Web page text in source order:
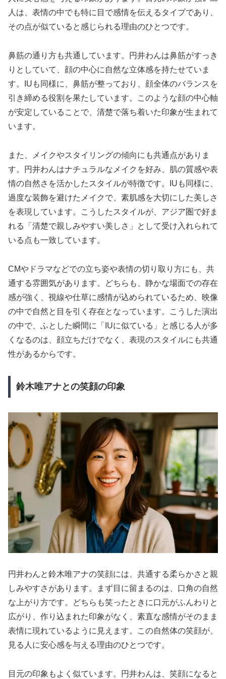
人は、表情の中でも特に目で感情を伝えるタイプであり、
その点が似ていると感じられる理由のひとつです。
鼻筋の通り方も共通しています。円井わんは鼻筋がすっき
りとしていて、顔の中心に自然な立体感を持たせていま
す。IUも同様に、鼻筋が整っており、顔全体のバランスを
引き締める役割を果たしています。このような顔の中心軸
が安定していることで、清楚で落ち着いた印象が生まれて
います。
また、メイクやスタイリングの傾向にも共通点がありま
す。円井わんはナチュラルなメイクを好み、肌の質感や表
情の自然さを活かしたスタイルが特徴です。IUも同様に、
過度な装飾を避けたメイクで、素肌感を大切にした美しさ
を表現しています。こうしたスタイルが、アジア圏で好ま
れる「清楚で親しみやすい美しさ」として受け入れられて
いる点も一致しています。
CMやドラマなどでの立ち姿や表情の切り取り方にも、共
通する雰囲気があります。どちらも、静かな場面での存在
感が強く、視線や仕草に感情が込められているため、映像
の中で自然と目を引く存在となっています。こうした演出
の中で、ふとした瞬間に「IUに似ている」と感じる人が多
くなるのは、顔立ちだけでなく、表現のスタイルにも共通
性があるからです。
鈴木唯アナとの笑顔の印象
円井わんと鈴木唯アナの笑顔には、共通する柔らかさと親
しみやすさがあります。まず目に留まるのは、口角の自然
な上がり方です。どちらも笑ったときに口元がふんわりと
広がり、作り込まれた印象がなく、素直な感情がそのまま
表情に現れているように見えます。この自然体の笑顔が、
見る人に安心感を与える理由のひとつです。
目元の印象もよく似ています。円井わんは、笑顔になると